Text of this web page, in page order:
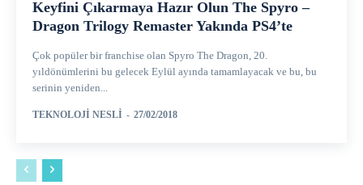
Keyfini Çıkarmaya Hazır Olun The Spyro –
Dragon Trilogy Remaster Yakında PS4’te
Çok popüler bir franchise olan Spyro The Dragon, 20.
yıldönümlerini bu gelecek Eylül ayında tamamlayacak ve bu, bu
serinin yeniden...
TEKNOLOJI NESLI - 27/02/2018